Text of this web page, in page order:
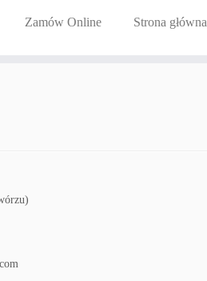
Zamów Online Strona główna